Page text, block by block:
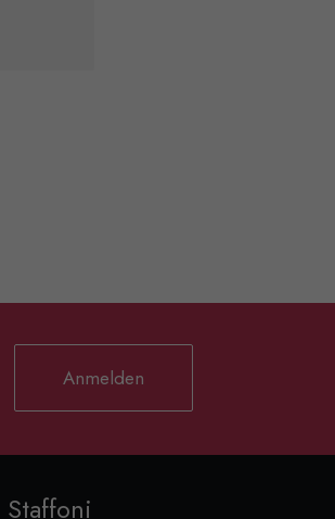
Anmelden
Staffoni